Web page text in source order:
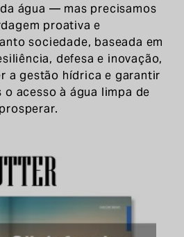
água — mas precisamos
proativa e
sociedade, baseada em
defesa e inovação,
a gestão hídrica e garantir
acesso à água limpa de